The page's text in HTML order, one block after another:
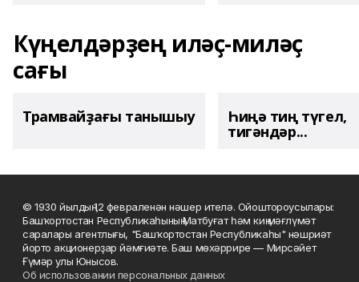
Күңелдәрҙең иләҫ-миләҫ
сағы
Трамвайҙағы танышыу Һиңә тиң түгел,
тигәндәр...
© 1930 йылдың 12 февраленән нәшер ителә. Ойоштороусылары:
Башҡортостан Республикаһының Матбуғат һәм киң мәғлүмәт
саралары агентлығы, "Башҡортостан Республикаһы" нәшриәт
йорто акционерҙар йәмғиәте. Баш мөхәррире — Мирсәйет
Ғүмәр улы Юнысов.
Об использовании персональных данных